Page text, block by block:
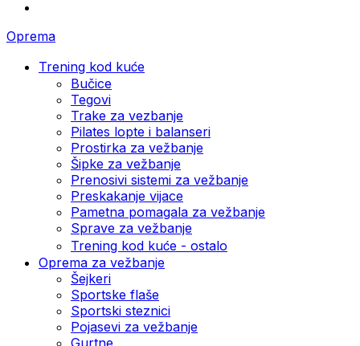
Oprema
Trening kod kuće
Bučice
Tegovi
Trake za vezbanje
Pilates lopte i balanseri
Prostirka za vežbanje
Šipke za vežbanje
Prenosivi sistemi za vežbanje
Preskakanje vijace
Pametna pomagala za vežbanje
Sprave za vežbanje
Trening kod kuće - ostalo
Oprema za vežbanje
Šejkeri
Sportske flaše
Sportski steznici
Pojasevi za vežbanje
Gurtne